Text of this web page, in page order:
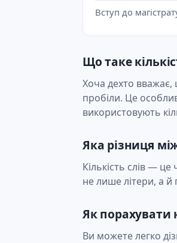
Вступ до
Що таке
Хоча дехто вважає,
пробіли. Це
використовують
Яка різниця
Кількість слів — це
не лише літери, а й
Як порахувати
Ви можете легко